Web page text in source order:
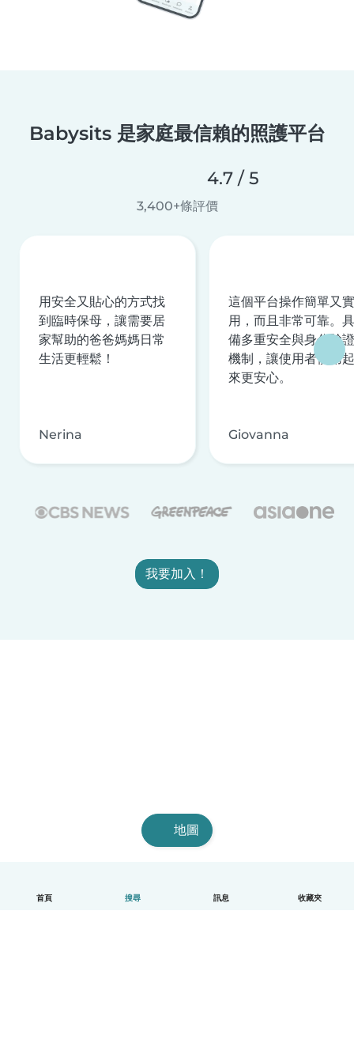
首頁 搜尋 訊息 收藏夾
Babysits 是家庭最信賴的照護平台
4.7 / 5
3,400+條評價
用安全又貼心的方式找
到臨時保母，讓需要居
家幫助的爸爸媽媽日常
生活更輕鬆！
Nerina
這個平台操作簡單又實
用，而且非常可靠。具
備多重安全與身分驗證
機制，讓使用者使用起
來更安心。
Giovanna
我要加入！
地圖